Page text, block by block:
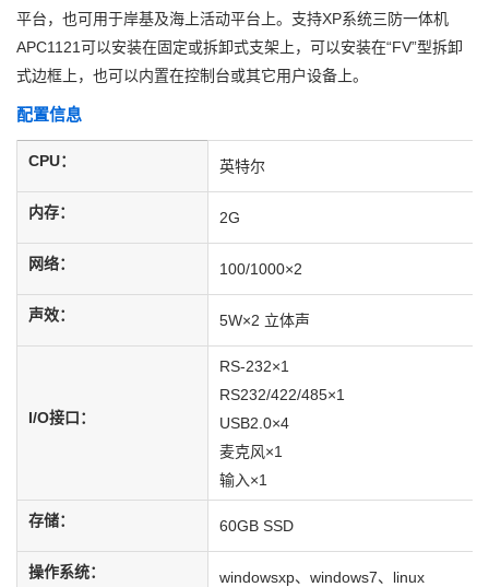
平台，也可用于岸基及海上活动平台上。支持XP系统三防一体机
APC1121可以安装在固定或拆卸式支架上，可以安装在“FV”型拆卸
式边框上，也可以内置在控制台或其它用户设备上。
配置信息
CPU： 英特尔
内存： 2G
网络： 100/1000×2
声效： 5W×2 立体声
I/O接口：
RS-232×1
RS232/422/485×1
USB2.0×4
麦克风×1
输入×1
存储： 60GB SSD
操作系统： windowsxp、windows7、linux